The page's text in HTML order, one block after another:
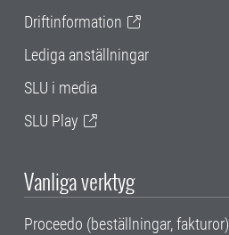
Driftinformation
Lediga anställningar
SLU i media
SLU Play
Vanliga verktyg
Proceedo (beställningar, fakturor)